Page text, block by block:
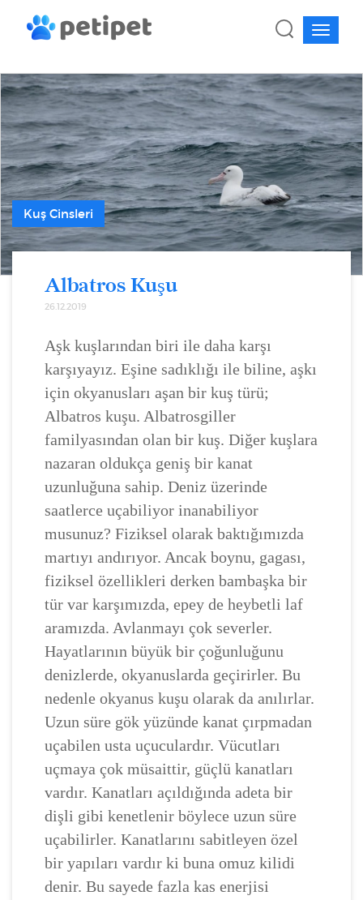
Kuş Cinsleri
Albatros Kuşu
26.12.2019
Aşk kuşlarından biri ile daha karşı
karşıyayız. Eşine sadıklığı ile biline, aşkı
için okyanusları aşan bir kuş türü;
Albatros kuşu. Albatrosgiller
familyasından olan bir kuş. Diğer kuşlara
nazaran oldukça geniş bir kanat
uzunluğuna sahip. Deniz üzerinde
saatlerce uçabiliyor inanabiliyor
musunuz? Fiziksel olarak baktığımızda
martıyı andırıyor. Ancak boynu, gagası,
fiziksel özellikleri derken bambaşka bir
tür var karşımızda, epey de heybetli laf
aramızda. Avlanmayı çok severler.
Hayatlarının büyük bir çoğunluğunu
denizlerde, okyanuslarda geçirirler. Bu
nedenle okyanus kuşu olarak da anılırlar.
Uzun süre gök yüzünde kanat çırpmadan
uçabilen usta uçuculardır. Vücutları
uçmaya çok müsaittir, güçlü kanatları
vardır. Kanatları açıldığında adeta bir
dişli gibi kenetlenir böylece uzun süre
uçabilirler. Kanatlarını sabitleyen özel
bir yapıları vardır ki buna omuz kilidi
denir. Bu sayede fazla kas enerjisi